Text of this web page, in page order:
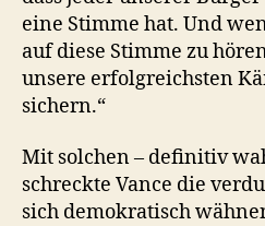
eine Stimme hat. Und
auf diese Stimme zu
unsere erfolgreichsten
sichern.“
Mit solchen – definitiv
schreckte Vance die
sich demokratisch